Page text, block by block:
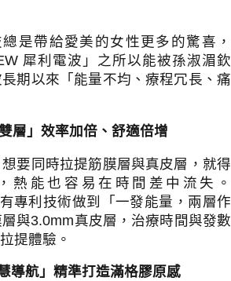
是帶給愛美的女性更多的驚喜，
犀利電波」之所以能被孫淑湄欽
期以來「能量不均、療程冗長、痛
層」效率加倍、舒適倍增
要同時拉提筋膜層與真皮層，就得
熱能也容易在時間差中流失。
專利技術做到「一發能量，兩層作
與3.0mm真皮層，治療時間與發數
提體驗。
導航」精準打造滿格膠原感